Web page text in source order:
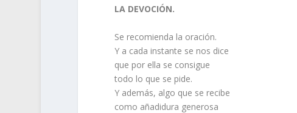
LA DEVOCIÓN.
Se recomienda la oración.
Y a cada instante se nos dice
que por ella se consigue
todo lo que se pide.
Y además, algo que se recibe
como añadidura generosa